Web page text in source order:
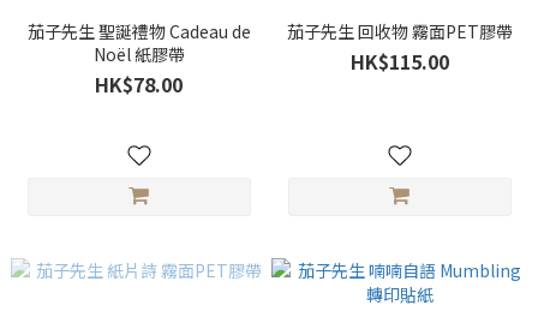
茄子先生 聖誕禮物 Cadeau de
Noël 紙膠帶
HK$78.00
茄子先生 回收物 霧面PET膠帶
HK$115.00